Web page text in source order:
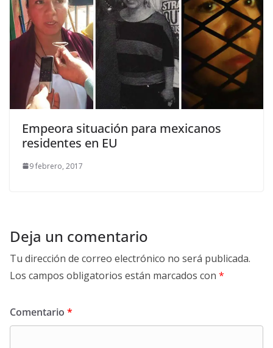
Empeora situación para mexicanos
residentes en EU
9 febrero, 2017
Deja un comentario
Tu dirección de correo electrónico no será publicada.
Los campos obligatorios están marcados con *
Comentario *